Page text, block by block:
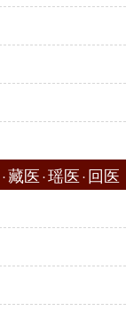
·藏医·瑶医·回医